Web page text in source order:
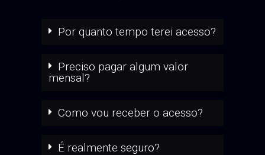
Por quanto tempo terei acesso?
Preciso pagar algum valor
mensal?
Como vou receber o acesso?
É realmente seguro?